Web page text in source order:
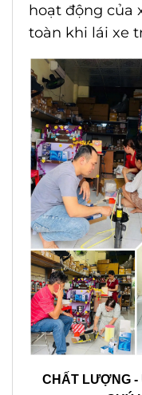
hoạt động của
toàn khi lái xe
CHẤT LƯỢNG -